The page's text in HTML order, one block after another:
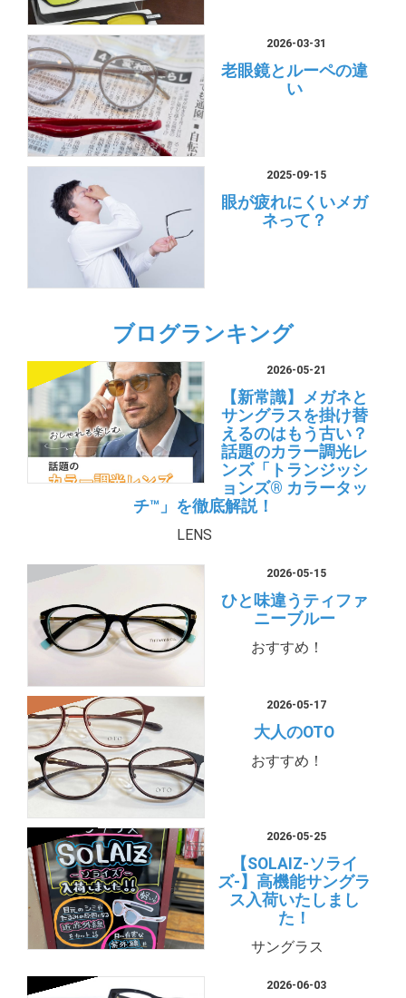
2026-03-31
老眼鏡とルーペの違
い
2025-09-15
眼が疲れにくいメガ
ネって？
ブログランキング
2026-05-21
【新常識】メガネと
サングラスを掛け替
えるのはもう古い？
話題のカラー調光レ
ンズ「トランジッシ
ョンズ® カラータッ
チ™」を徹底解説！
LENS
2026-05-15
ひと味違うティファ
ニーブルー
おすすめ！
2026-05-17
大人のOTO
おすすめ！
2026-05-25
【SOLAIZ-ソライ
ズ-】高機能サングラ
ス入荷いたしまし
た！
サングラス
2026-06-03